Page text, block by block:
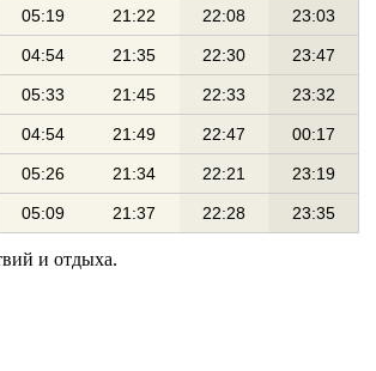
05:19 21:22 22:08 23:03
04:54 21:35 22:30 23:47
05:33 21:45 22:33 23:32
04:54 21:49 22:47 00:17
05:26 21:34 22:21 23:19
05:09 21:37 22:28 23:35
и отдыха.